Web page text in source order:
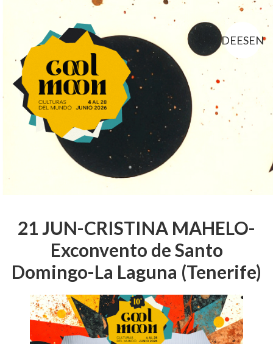
EN
ES
DE
21 JUN-CRISTINA MAHELO-
Exconvento de Santo
Domingo-La Laguna (Tenerife)